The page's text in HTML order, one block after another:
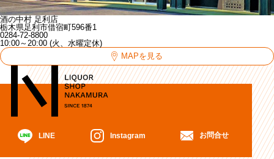
酒の中村 足利店
栃木県足利市借宿町596番1
0284-72-8800
10:00～20:00 (火、水曜定休)
MAPを見る
LINE Instagram お問合せ